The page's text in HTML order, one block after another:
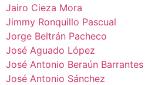
Jairo Cieza Mora
Jimmy Ronquillo Pascual
Jorge Beltrán Pacheco
José Aguado López
José Antonio Beraún Barrantes
José Antonio Sánchez